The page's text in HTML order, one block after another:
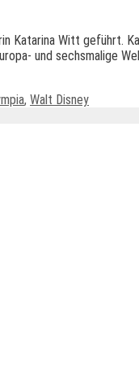
Katarina Witt geführt.
und sechsmalige
, Walt Disney